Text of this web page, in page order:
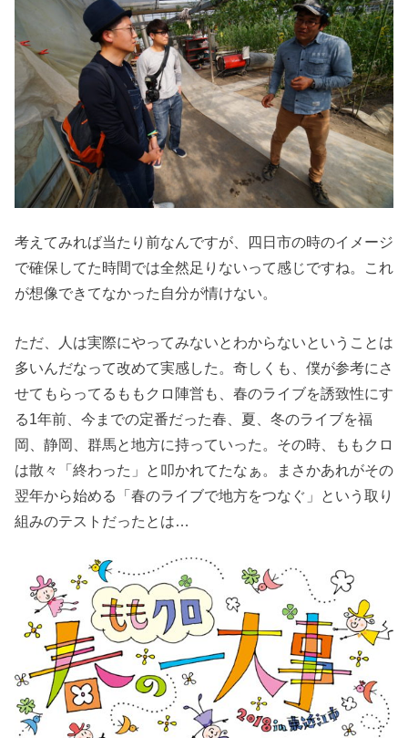
考えてみれば当たり前なんですが、四日市の時のイメージ
で確保してた時間では全然足りないって感じですね。これ
が想像できてなかった自分が情けない。
ただ、人は実際にやってみないとわからないということは
多いんだなって改めて実感した。奇しくも、僕が参考にさ
せてもらってるももクロ陣営も、春のライブを誘致性にす
る1年前、今までの定番だった春、夏、冬のライブを福
岡、静岡、群馬と地方に持っていった。その時、ももクロ
は散々「終わった」と叩かれてたなぁ。まさかあれがその
翌年から始める「春のライブで地方をつなぐ」という取り
組みのテストだったとは…